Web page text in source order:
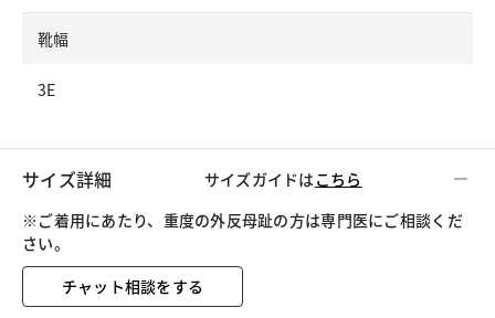
靴幅
3E
サイズ詳細 サイズガイドは こちら
※ご着用にあたり、重度の外反母趾の方は専門医にご相談くだ
さい。
チャット相談をする